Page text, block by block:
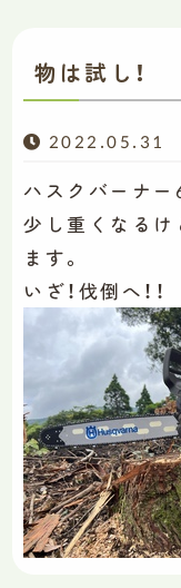
物は試し！
2022.05.31
ハスクバーナ
少し重くなる
ます。
いざ！伐倒へ！！